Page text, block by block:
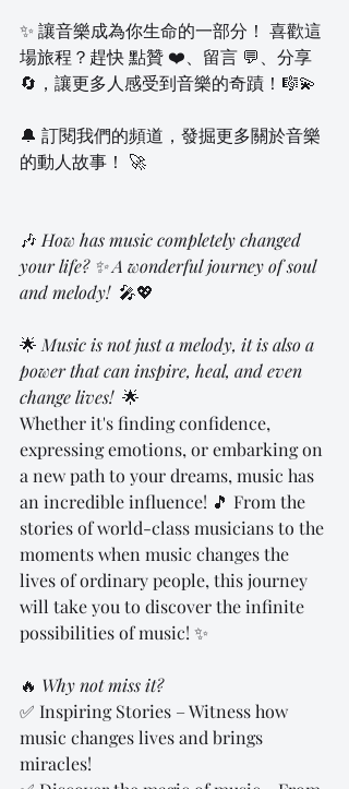
✨ 讓音樂成為你生命的一部分！ 喜歡這
場旅程？趕快 點贊 ❤️、留言 💬、分享
🔄，讓更多人感受到音樂的奇蹟！🎼💫
🔔 訂閱我們的頻道，發掘更多關於音樂
的動人故事！ 🚀
🎶 How has music completely changed
your life? ✨ A wonderful journey of soul
and melody! 🎤💖
🌟 Music is not just a melody, it is also a
power that can inspire, heal, and even
change lives! 🌟
Whether it's finding confidence,
expressing emotions, or embarking on
a new path to your dreams, music has
an incredible influence! 🎵 From the
stories of world-class musicians to the
moments when music changes the
lives of ordinary people, this journey
will take you to discover the infinite
possibilities of music! ✨
🔥 Why not miss it?
✅ Inspiring Stories – Witness how
music changes lives and brings
miracles!